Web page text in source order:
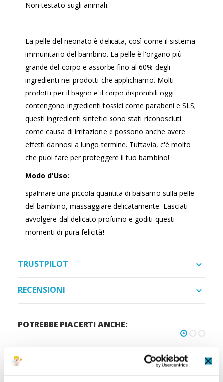
Non testato sugli animali.
La pelle del neonato è delicata, così come il sistema
immunitario del bambino. La pelle è l'organo più
grande del corpo e assorbe fino al 60% degli
ingredienti nei prodotti che applichiamo. Molti
prodotti per il bagno e il corpo disponibili oggi
contengono ingredienti tossici come parabeni e SLS;
questi ingredienti sintetici sono stati riconosciuti
come causa di irritazione e possono anche avere
effetti dannosi a lungo termine. Tuttavia, c'è molto
che puoi fare per proteggere il tuo bambino!
Modo d'Uso:
spalmare una piccola quantità di balsamo sulla pelle
del bambino, massaggiare delicatamente. Lasciati
avvolgere dal delicato profumo e goditi questi
momenti di pura felicità!
TRUSTPILOT
RECENSIONI
POTREBBE PIACERTI ANCHE:
Controlla gli articoli da aggiungere al carrello oppure
seleziona tutto